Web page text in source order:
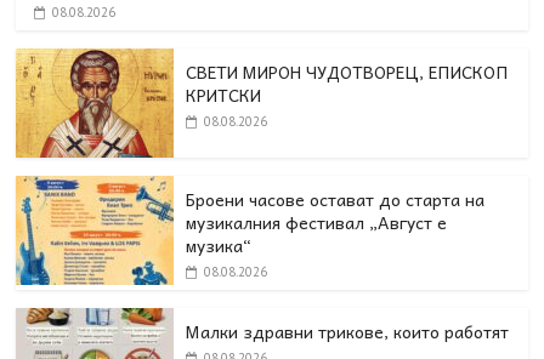
08.08.2026
СВЕТИ МИРОН ЧУДОТВОРЕЦ, ЕПИСКОП
КРИТСКИ
08.08.2026
Броени часове остават до старта на
музикалния фестивал „Август е
музика“
08.08.2026
Малки здравни трикове, които работят